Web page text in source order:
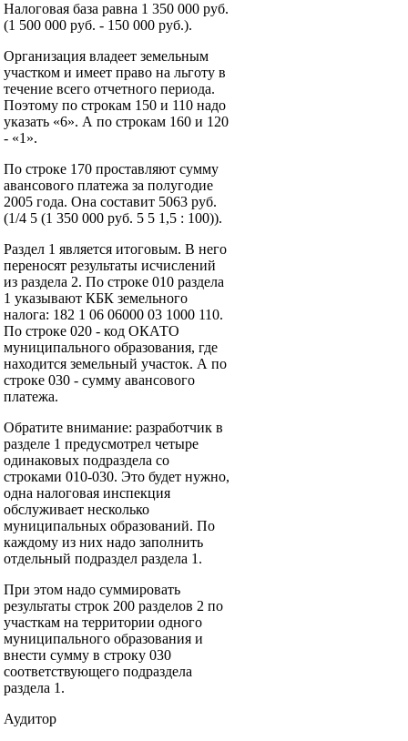
Налоговая база равна 1 350 000 руб.
(1 500 000 руб. - 150 000 руб.).
Организация владеет земельным
участком и имеет право на льготу в
течение всего отчетного периода.
Поэтому по строкам 150 и 110 надо
указать «6». А по строкам 160 и 120
- «1».
По строке 170 проставляют сумму
авансового платежа за полугодие
2005 года. Она составит 5063 руб.
(1/4 5 (1 350 000 руб. 5 5 1,5 : 100)).
Раздел 1 является итоговым. В него
переносят результаты исчислений
из раздела 2. По строке 010 раздела
1 указывают КБК земельного
налога: 182 1 06 06000 03 1000 110.
По строке 020 - код ОКАТО
муниципального образования, где
находится земельный участок. А по
строке 030 - сумму авансового
платежа.
Обратите внимание: разработчик в
разделе 1 предусмотрел четыре
одинаковых подраздела со
строками 010-030. Это будет нужно,
одна налоговая инспекция
обслуживает несколько
муниципальных образований. По
каждому из них надо заполнить
отдельный подраздел раздела 1.
При этом надо суммировать
результаты строк 200 разделов 2 по
участкам на территории одного
муниципального образования и
внести сумму в строку 030
соответствующего подраздела
раздела 1.
Аудитор